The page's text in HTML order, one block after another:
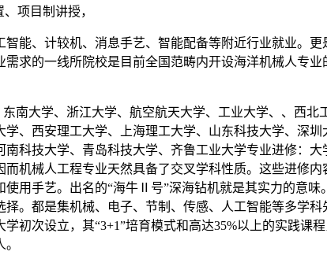
项目制讲授，
、计较机、消息手艺、智能配备等附近行业就业。更
求的一线所院校是目前全国范畴内开设海洋机械人专
大学、浙江大学、航空航天大学、工业大学、、西北
、西安理工大学、上海理工大学、山东科技大学、深
科技大学、青岛科技大学、齐鲁工业大学专业进修：
机械人工程专业天然具备了交叉学科性质。这些进修
用手艺。出名的“海牛Ⅱ号”深海钻机就是其实力的意
。都是集机械、电子、节制、传感、人工智能等多学
初次设立，其“3+1”培育模式和高达35%以上的实践